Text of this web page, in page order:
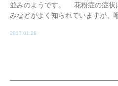
並みのようです。 花粉症の症状
みなどがよく知られていますが、
2017.01.28